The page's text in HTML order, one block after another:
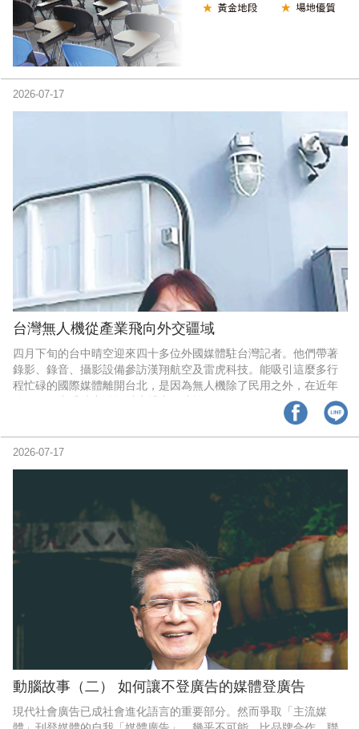
台灣無人機從產業飛向外交疆域
四月下旬的台中晴空迎來四十多位外國媒體駐台灣記者。他們帶著
錄影、錄音、攝影設備參訪漢翔航空及雷虎科技。能吸引這麼多行
程忙碌的國際媒體離開台北，是因為無人機除了民用之外，在近年
2026-07-17
動腦故事（二） 如何讓不登廣告的媒體登廣告
現代社會廣告已成社會進化語言的重要部分。然而爭取「主流媒
2026-07-17